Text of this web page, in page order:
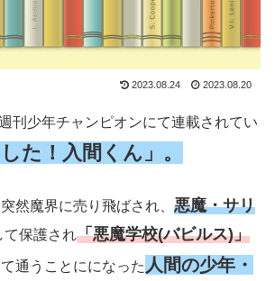
2023.08.24 2023.08.20
刊少年チャンピオンにて連載されてい
た！入間くん」。
然魔界に売り飛ばされ、 悪魔・サリ
て保護され「悪魔学校(バビルス)」
通うことにになった 人間の少年・